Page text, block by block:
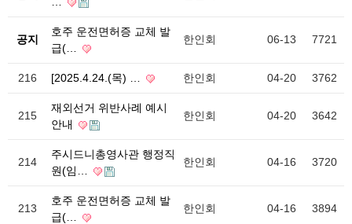
공지
호주 운전면허증 교체 발
급(…
한인회 06-13 7721
216 [2025.4.24.(목) … 한인회 04-20 3762
215
재외선거 위반사례 예시
안내
한인회 04-20 3642
214
주시드니총영사관 행정직
원(임…
한인회 04-16 3720
213
호주 운전면허증 교체 발
급(…
한인회 04-16 3894